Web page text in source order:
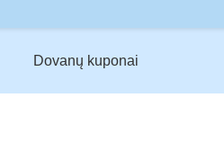
Dovanų kuponai